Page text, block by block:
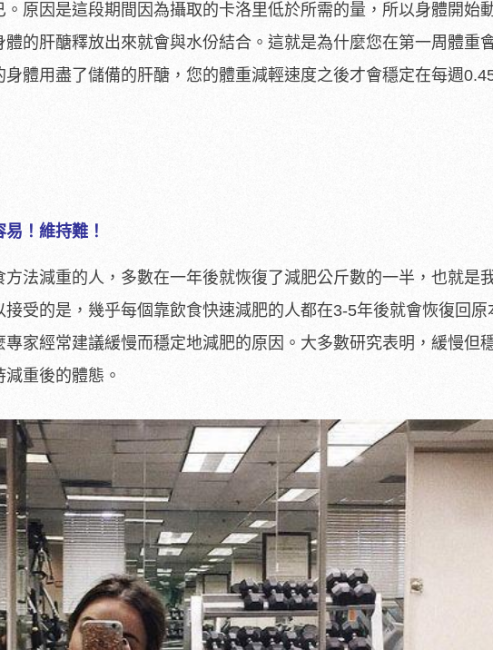
。原因是這段期間因為攝取的卡洛里低於所需的量，所以身體開始
體的肝醣釋放出來就會與水份結合。這就是為什麼您在第一周體重
身體用盡了儲備的肝醣，您的體重減輕速度之後才會穩定在每週
！維持難！
方法減重的人，多數在一年後就恢復了減肥公斤數的一半，也就是
接受的是，幾乎每個靠飲食快速減肥的人都在3-5年後就會恢復回原
專家經常建議緩慢而穩定地減肥的原因。大多數研究表明，緩慢但
重後的體態。